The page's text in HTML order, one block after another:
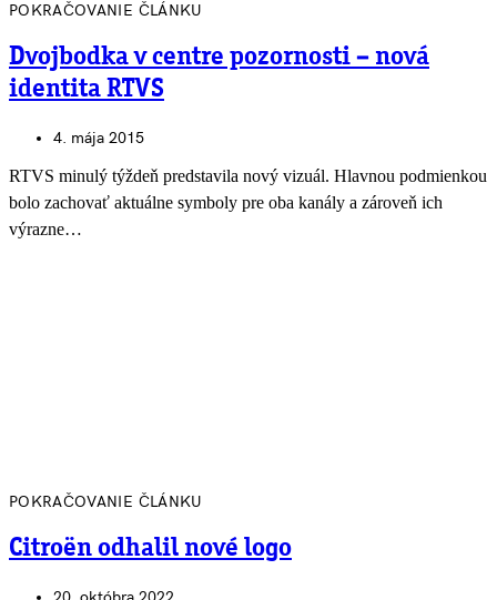
POKRAČOVANIE ČLÁNKU
Dvojbodka v centre pozornosti – nová
identita RTVS
4. mája 2015
RTVS minulý týždeň predstavila nový vizuál. Hlavnou podmienkou
bolo zachovať aktuálne symboly pre oba kanály a zároveň ich
výrazne…
POKRAČOVANIE ČLÁNKU
Citroën odhalil nové logo